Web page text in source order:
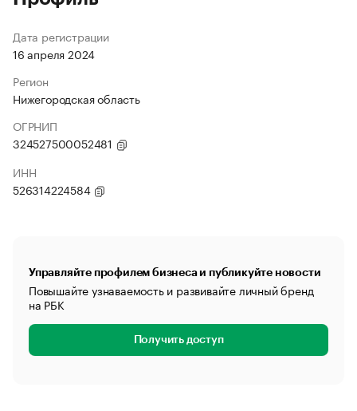
Дата регистрации
16 апреля 2024
Регион
Нижегородская область
ОГРНИП
324527500052481
ИНН
526314224584
Управляйте профилем бизнеса и публикуйте новости
Повышайте узнаваемость и развивайте личный бренд
на РБК
Получить доступ